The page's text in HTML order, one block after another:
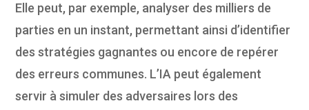
Elle peut, par exemple, analyser des milliers de
parties en un instant, permettant ainsi d’identifier
des stratégies gagnantes ou encore de repérer
des erreurs communes. L’IA peut également
servir à simuler des adversaires lors des